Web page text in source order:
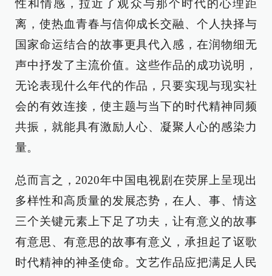
性和情感，拉近了观众与那个时代的心理距
离，使热血青春与信仰成长交融、个人抉择与
国家命运结合的故事更具代入感，在润物细无
声中抒发了主流价值。这些作品的成功说明，
无论表现什么年代的作品，只要实现与现实社
会的有效连接，使主题与当下的时代精神同频
共振，就能具有激励人心、凝聚人心的感染力
量。
总而言之，2020年中国电视剧在荧屏上呈现出
多样性和高质量的发展态势，在人、事、情这
三个关键元素上下足了功夫，让有意义的故事
有意思、有意思的故事有意义，承担起了讴歌
时代精神的神圣使命。文艺作品应把满足人民